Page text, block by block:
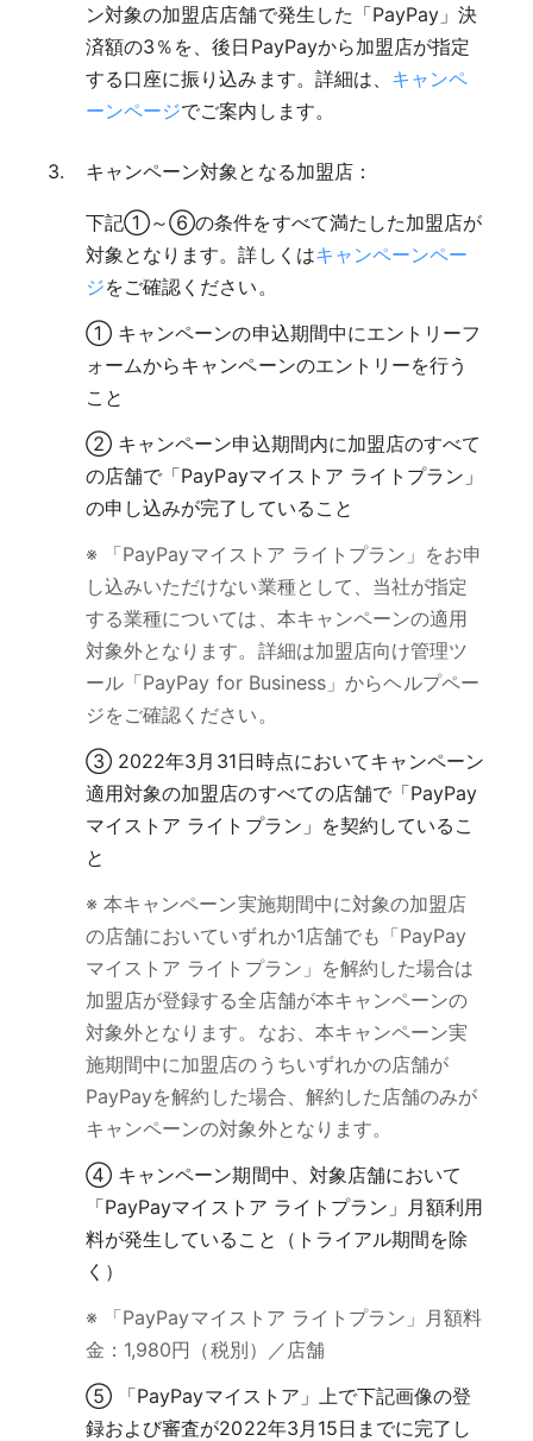
ン対象の加盟店店舗で発生した「PayPay」決
済額の3％を、後日PayPayから加盟店が指定
する口座に振り込みます。詳細は、 キャンペ
ーンページでご案内します。
キャンペーン対象となる加盟店：
下記①～⑥の条件をすべて満たした加盟店が
対象となります。詳しくはキャンペーンペー
ジをご確認ください。
① キャンペーンの申込期間中にエントリーフ
ォームからキャンペーンのエントリーを行う
こと
② キャンペーン申込期間内に加盟店のすべて
の店舗で「PayPayマイストア ライトプラン」
の申し込みが完了していること
※ 「PayPayマイストア ライトプラン」をお申
し込みいただけない業種として、当社が指定
する業種については、本キャンペーンの適用
対象外となります。詳細は加盟店向け管理ツ
ール「PayPay for Business」からヘルプペー
ジをご確認ください。
③ 2022年3月31日時点においてキャンペーン
適用対象の加盟店のすべての店舗で「PayPay
マイストア ライトプラン」を契約しているこ
と
※ 本キャンペーン実施期間中に対象の加盟店
の店舗においていずれか1店舗でも「PayPay
マイストア ライトプラン」を解約した場合は
加盟店が登録する全店舗が本キャンペーンの
対象外となります。なお、本キャンペーン実
施期間中に加盟店のうちいずれかの店舗が
PayPayを解約した場合、解約した店舗のみが
キャンペーンの対象外となります。
④ キャンペーン期間中、対象店舗において
「PayPayマイストア ライトプラン」月額利用
料が発生していること（トライアル期間を除
く）
※ 「PayPayマイストア ライトプラン」月額料
金：1,980円（税別）／店舗
⑤ 「PayPayマイストア」上で下記画像の登
録および審査が2022年3月15日までに完了し